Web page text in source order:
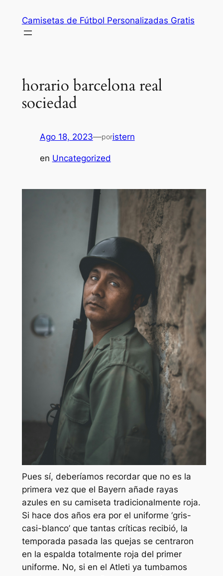
contenido
Camisetas de Fútbol Personalizadas Gratis
horario barcelona real
sociedad
Ago 18, 2023—poristern
en Uncategorized
Pues sí, deberíamos recordar que no es la
primera vez que el Bayern añade rayas
azules en su camiseta tradicionalmente roja.
Si hace dos años era por el uniforme ‘gris-
casi-blanco’ que tantas críticas recibió, la
temporada pasada las quejas se centraron
en la espalda totalmente roja del primer
uniforme. No, si en el Atleti ya tumbamos